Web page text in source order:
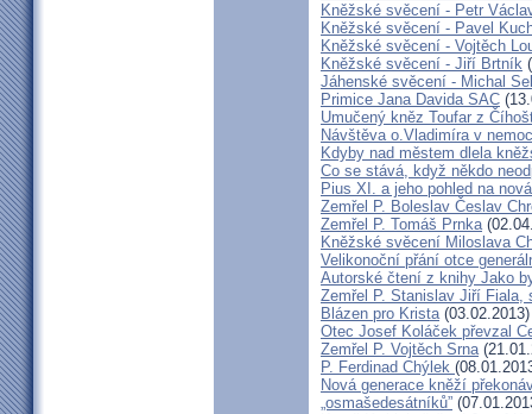
Kněžské svěcení - Petr
Kněžské svěcení - Pavel
Kněžské svěcení - Vojtěch
Kněžské svěcení - Jiří Brtník
Jáhenské svěcení - Michal
Primice Jana Davida SAC
Umučený kněz Toufar z
Návštěva o.Vladimíra v
Kdyby nad městem dlela
Co se stává, když někdo
Pius XI. a jeho pohled na
Zemřel P. Boleslav Česlav
Zemřel P. Tomáš Prnka
Kněžské svěcení Miloslava
Velikonoční přání otce
Autorské čtení z knihy Jako
Zemřel P. Stanislav Jiří Fiala,
Blázen pro Krista(03.02.2013)
Otec Josef Koláček převzal
Zemřel P. Vojtěch Srna
P. Ferdinad Chýlek
Nová generace kněží
„osmašedesátníků”